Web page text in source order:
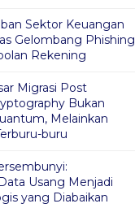
Sektor Keuangan
Gelombang Phishing
Rekening
Migrasi Post
Bukan
Melainkan
buru
Usang Menjadi
yang Diabaikan